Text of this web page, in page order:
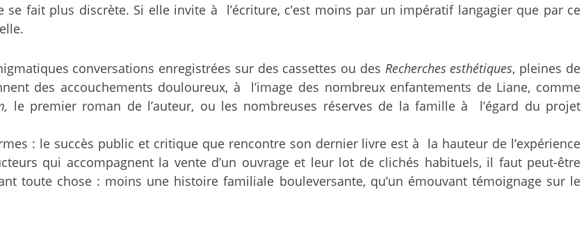
fait plus discrète. Si elle invite à l’écriture, c’est moins par un impératif langagier que par ce
conversations enregistrées sur des cassettes ou des Recherches esthétiques, pleines de
des accouchements douloureux, à l’image des nombreux enfantements de Liane, comme
le premier roman de l’auteur, ou les nombreuses réserves de la famille à l’égard du projet
: le succès public et critique que rencontre son dernier livre est à la hauteur de l’expérience
qui accompagnent la vente d’un ouvrage et leur lot de clichés habituels, il faut peut-être
toute chose : moins une histoire familiale bouleversante, qu’un émouvant témoignage sur le